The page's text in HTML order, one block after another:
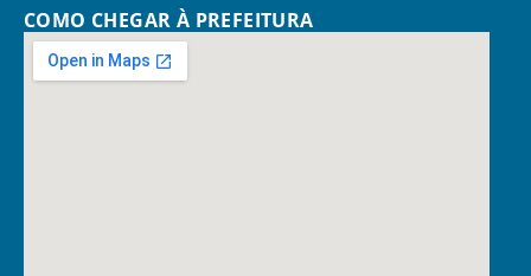
COMO CHEGAR À PREFEITURA